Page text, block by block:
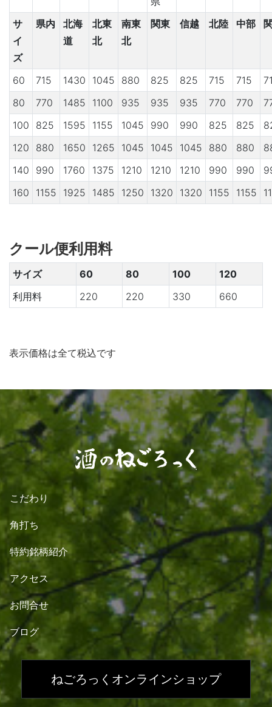
サ
イ
ズ
県内
北海
道
北東
北
南東
北
関東 信越 北陸 中部
60 715 1430 1045 880 825 825 715 715
80
770 1485 1100 935 935 935 770 770
100
825 1595 1155 1045 990 990 825 825
120
880 1650 1265 1045 1045 1045 880 880
140
990 1760 1375 1210 1210 1210 990 990
160
1155 1925 1485 1250 1320 1320 1155 1155
クール便利用料
サイズ 60 80 100
120
利用料
220 220 330 660
表示価格は全て税込です
こだわり
角打ち
特約銘柄紹介
アクセス
お問合せ
ブログ
ねごろっくオンラインショップ